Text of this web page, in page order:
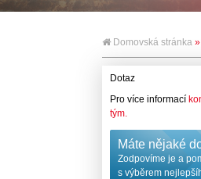
Domovská stránka
Dotaz
Pro více informací
tým.
Máte nějaké
Zodpovíme je a
s výběrem